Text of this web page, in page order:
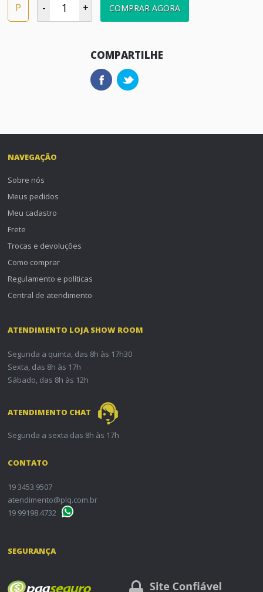
P - + COMPRAR AGORA
COMPARTILHE
NAVEGAÇÃO
Sobre nós
Meus pedidos
Meu cadastro
Frete
Trocas e devoluções
Como comprar
Regulamento e políticas
Central de atendimento
ATENDIMENTO LOJA SHOW ROOM
Segunda a quinta, das 8h às 17h30
Sexta, das 8h às 17h
Sábado, das 8h às 12h
ATENDIMENTO CHAT
Segunda a sexta das 8h às 17h
CONTATO
19 3453.9507
atendimento@plq.com.br
19 99198.4732
SEGURANÇA